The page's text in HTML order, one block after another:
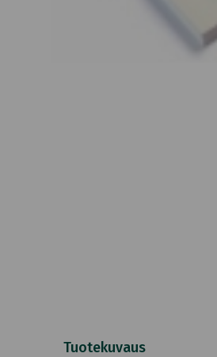
Tuotekuvaus